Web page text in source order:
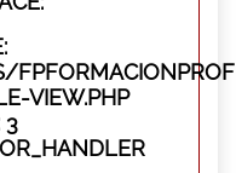
VIEW.PHP
3